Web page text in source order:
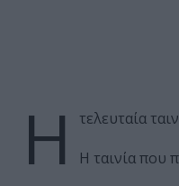
Η
τελευταία
Η ταινία που